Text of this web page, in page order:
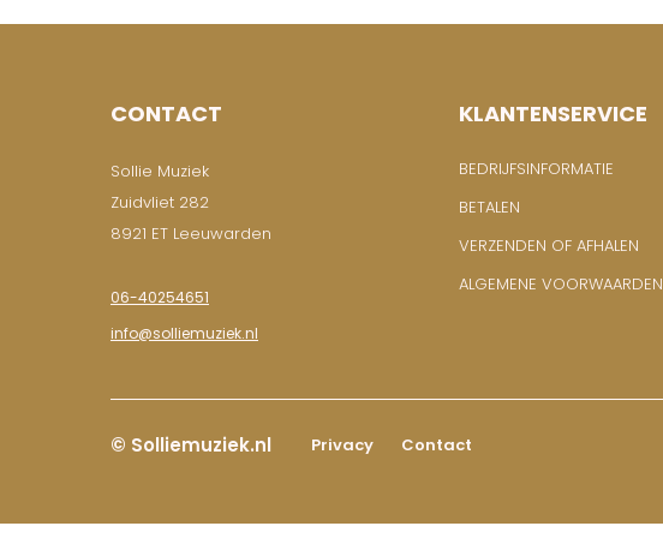
CONTACT
Sollie Muziek
Zuidvliet 282
8921 ET Leeuwarden
06-40254651
info@solliemuziek.nl
KLANTENSERVICE
BEDRIJFSINFORMATIE
BETALEN
VERZENDEN OF AFHALEN
ALGEMENE VOORWAARDEN
© Solliemuziek.nl Privacy Contact